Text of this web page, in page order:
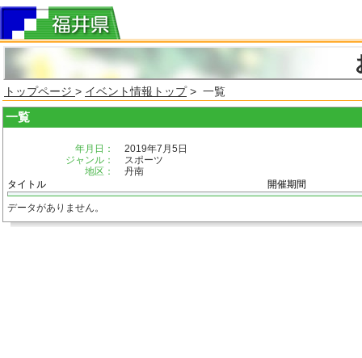
トップページ > イベント情報トップ> 一覧
一覧
年月日：
2019年7月5日
ジャンル：
スポーツ
地区：
丹南
タイトル
開催期間
データがありません。